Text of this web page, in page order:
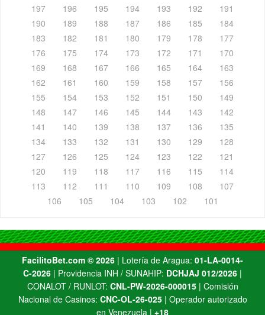
197
196 195 194 193 192
191
190
189 188 187 186 185
184
183
182 181 180 179 178
177
176
175 174 173 172 171
170
169
168 167 166 165 164
163
162
161 160 159 158 157
156
155
154 153 152 151 150
149
148
147 146 145 144 143
142
141
140 139 138 137 136
135
134
133 132 131 130 129
128
127
126 125 124 123 122
121
120
119 118 117 116 115
114
113
112 111 110 109 108
107
106
105 104 103 102 101
FacilitoBet.com ©️ 2026 | Lotería de Aragua: 01-LA-0014-
C-2026 | Providencia INH / SUNAHIP: DCHJAJ 012/2026 |
CONALOT / RUNLOT: CNL-PW-2026-000015| Comisión
Nacional de Casinos: CNC-OL-26-025| Operador autorizado
en Venezuela | +18